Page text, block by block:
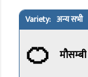
अन्य सभी
🍊 मौसम्बी